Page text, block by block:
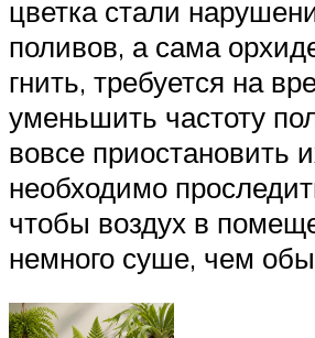
цветка стали
поливов, а сама
гнить, требуется на
уменьшить частоту
вовсе приостановить
необходимо
чтобы воздух в
немного суше, чем